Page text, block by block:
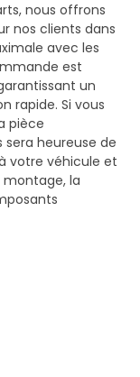
nous offrons
nos clients dans
avec les
est
un
rapide. Si vous
pièce
sera heureuse de
votre véhicule et
la